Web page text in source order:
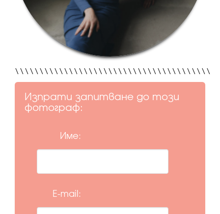
\\\\\\\\\\\\\\\\\\\\\\\\\\\\\\\\\\\\\\\\
Изпрати запитване до този
фотограф:
Име:
E-mail: